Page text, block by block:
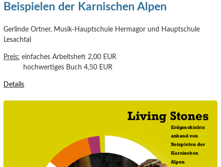
Beispielen der Karnischen Alpen
Gerlinde Ortner, Musik-Hauptschule Hermagor und Hauptschule
Lesachtal
Preis: einfaches Arbeitsheft 2,00 EUR
hochwertiges Buch 4,50 EUR
Details